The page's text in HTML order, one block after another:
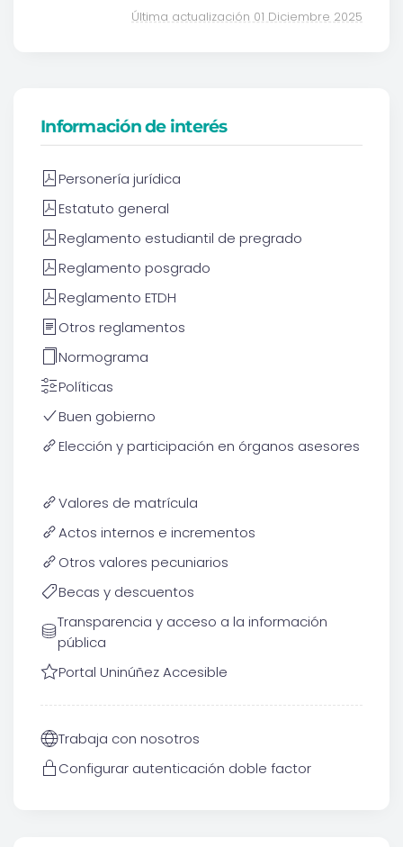
Última actualización 01 Diciembre 2025
Información de interés
Personería jurídica
Estatuto general
Reglamento estudiantil de pregrado
Reglamento posgrado
Reglamento ETDH
Otros reglamentos
Normograma
Políticas
Buen gobierno
Elección y participación en órganos asesores
Valores de matrícula
Actos internos e incrementos
Otros valores pecuniarios
Becas y descuentos
Transparencia y acceso a la información
pública
Portal Uninúñez Accesible
Trabaja con nosotros
Configurar autenticación doble factor